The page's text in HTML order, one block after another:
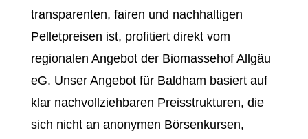
transparenten, fairen und nachhaltigen
Pelletpreisen ist, profitiert direkt vom
regionalen Angebot der Biomassehof Allgäu
eG. Unser Angebot für Baldham basiert auf
klar nachvollziehbaren Preisstrukturen, die
sich nicht an anonymen Börsenkursen,